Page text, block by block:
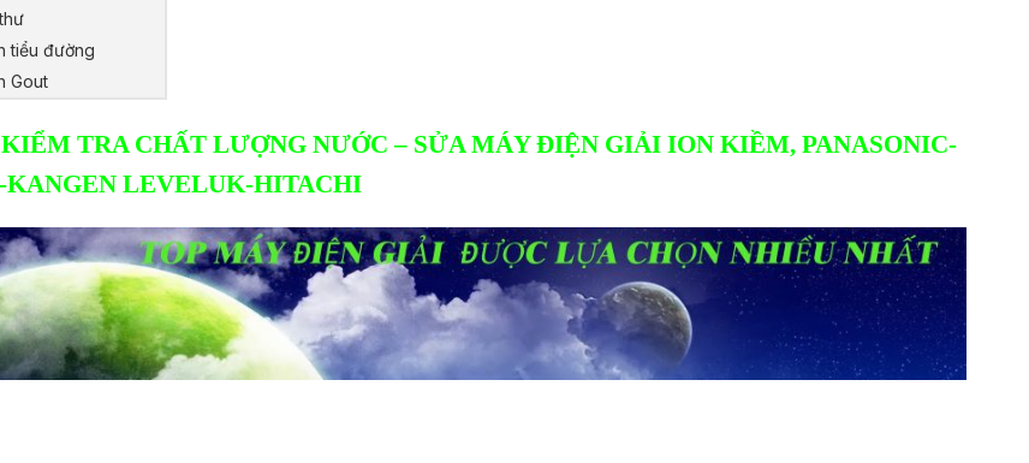
tiểu đường
Gout
TRA CHẤT LƯỢNG NƯỚC – SỬA MÁY ĐIỆN GIẢI ION KIỀM, PANASONIC-
KANGEN LEVELUK-HITACHI